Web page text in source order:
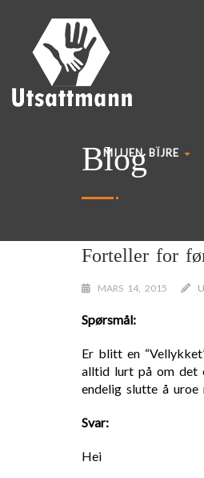
MIJJEN BÏJRE
Blog
Forteller for
MARS 14, 2015
Spørsmål:
Er blitt en
alltid lurt på om det
endelig slutte å uroe
Svar:
Hei